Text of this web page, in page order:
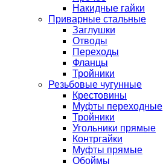
Накидные гайки
Приварные стальные
Заглушки
Отводы
Переходы
Фланцы
Тройники
Резьбовые чугунные
Крестовины
Муфты переходные
Тройники
Угольники прямые
Контргайки
Муфты прямые
Обоймы